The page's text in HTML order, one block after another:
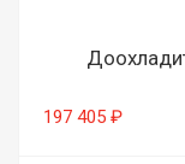
197 405 ₽